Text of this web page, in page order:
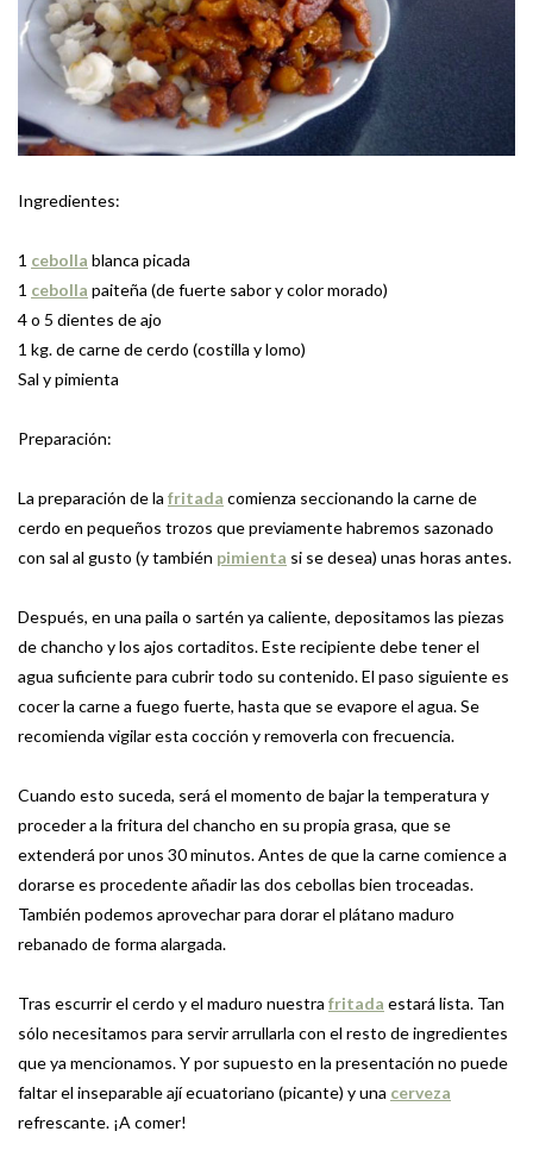
Ingredientes:
1 cebolla blanca picada
1 cebolla paiteña (de fuerte sabor y color morado)
4 o 5 dientes de ajo
1 kg. de carne de cerdo (costilla y lomo)
Sal y pimienta
Preparación:
La preparación de la fritada comienza seccionando la carne de
cerdo en pequeños trozos que previamente habremos sazonado
con sal al gusto (y también pimienta si se desea) unas horas antes.
Después, en una paila o sartén ya caliente, depositamos las piezas
de chancho y los ajos cortaditos. Este recipiente debe tener el
agua suficiente para cubrir todo su contenido. El paso siguiente es
cocer la carne a fuego fuerte, hasta que se evapore el agua. Se
recomienda vigilar esta cocción y removerla con frecuencia.
Cuando esto suceda, será el momento de bajar la temperatura y
proceder a la fritura del chancho en su propia grasa, que se
extenderá por unos 30 minutos. Antes de que la carne comience a
dorarse es procedente añadir las dos cebollas bien troceadas.
También podemos aprovechar para dorar el plátano maduro
rebanado de forma alargada.
Tras escurrir el cerdo y el maduro nuestra fritada estará lista. Tan
sólo necesitamos para servir arrullarla con el resto de ingredientes
que ya mencionamos. Y por supuesto en la presentación no puede
faltar el inseparable ají ecuatoriano (picante) y una cerveza
refrescante. ¡A comer!